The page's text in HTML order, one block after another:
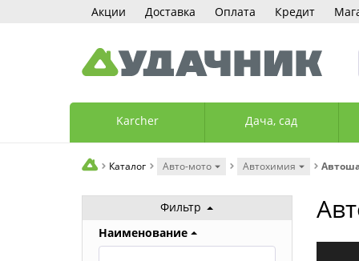
Акции Доставка Оплата Кредит
Karcher Дача, сад
Каталог Авто-мото Автохимия
Фильтр
Наименование